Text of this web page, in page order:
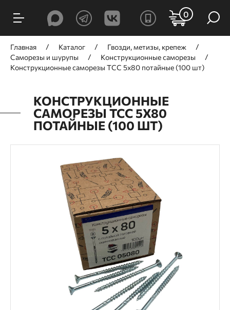
0
Главная Каталог
Гвозди, метизы, крепеж
Саморезы и шурупы
Конструкционные саморезы
Конструкционные саморезы TCC 5х80 потайные (100 шт)
КОНСТРУКЦИОННЫЕ
САМОРЕЗЫ TCC 5Х80
ПОТАЙНЫЕ (100 ШТ)